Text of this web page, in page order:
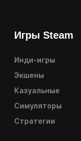
Игры Steam
Инди-игры
Экшены
Казуальные
Симуляторы
Стратегии